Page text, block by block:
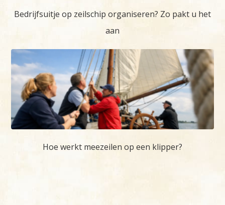
Bedrijfsuitje op zeilschip organiseren? Zo pakt u het
aan
Hoe werkt meezeilen op een klipper?